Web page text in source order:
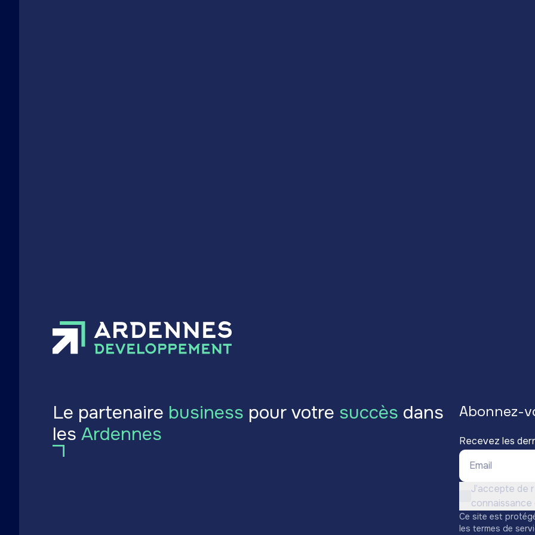
Le partenaire business pour votre succès dans
les Ardennes
Abonnez-
Recevez les
Email *
Conditions
Non cochée
J’accepte de
Ce site est
lestermes de